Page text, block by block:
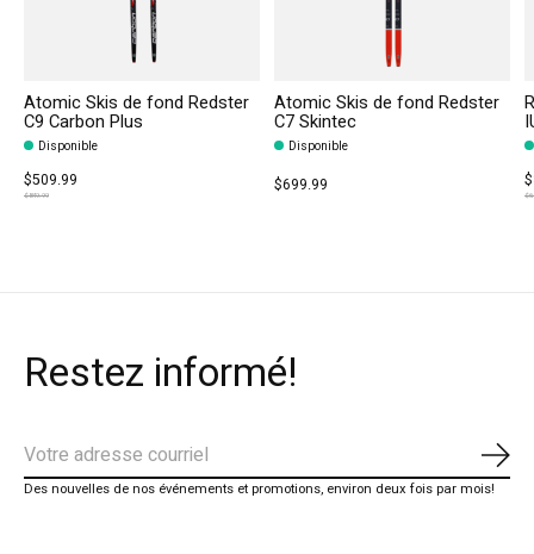
Atomic Skis de fond Redster
C9 Carbon Plus
Disponible
$509.99
$849.99
Atomic Skis de fond Redster
C7 Skintec
Disponible
The rating of this product is
$699.99
Restez informé!
Des nouvelles de nos événements et promotions, environ deux fois par mois!